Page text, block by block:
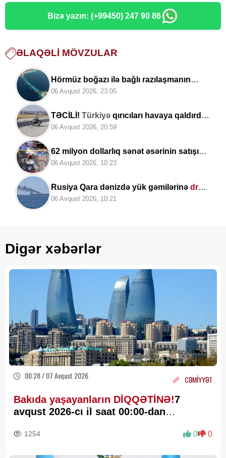
Bizə yazın: (+99450) 247 90 86
ƏLAQƏLI MÖVZULAR
Hörmüz boğazı ilə bağlı razılaşmanın
DETALLARI açıqlandı
06 Avqust 2026, 23:05
TƏCİLİ! Türkiyə qırıcıları havaya qaldırdı-
Nə baş verir?
06 Avqust 2026, 20:59
62 milyon dollarlıq sənət əsərinin satışı
niyəqalmaqala çevrildi?
06 Avqust 2026, 10:23
Rusiya Qara dənizdə yük gəmilərinə dron
zərbələri endirib
06 Avqust 2026, 10:21
Digər xəbərlər
00:28 / 07 Avqust 2026 CƏMİYYƏT
Bakıda yaşayanların DİQQƏTİNƏ!7
avqust 2026-cı il saat 00:00-dan
1254 0 0